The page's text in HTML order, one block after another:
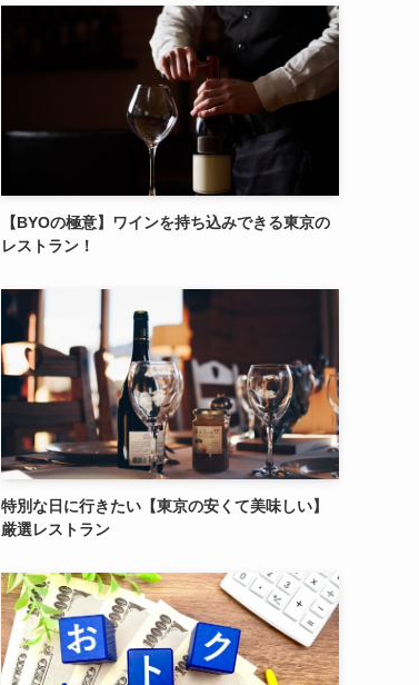
【BYOの極意】ワインを持ち込みできる東京の
レストラン！
特別な日に行きたい【東京の安くて美味しい】
厳選レストラン